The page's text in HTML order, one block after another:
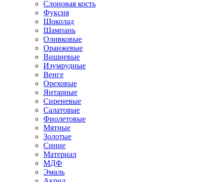
Слоновая кость
Фуксия
Шоколад
Шампань
Оливковые
Оранжевые
Вишневые
Изумрудные
Венге
Ореховые
Янтарные
Сиреневые
Салатовые
Фиолетовые
Мятные
Золотые
Синие
Материал
МДФ
Эмаль